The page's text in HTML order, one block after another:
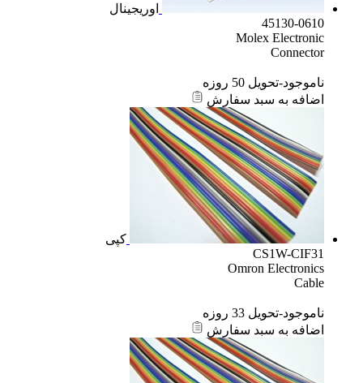
اوریجینال
45130-0610
Molex Electronic
Connector
ناموجود-تحویل 50 روزه
اضافه به سبد سفارش
کپی
CS1W-CIF31
Omron Electronics
Cable
ناموجود-تحویل 33 روزه
اضافه به سبد سفارش